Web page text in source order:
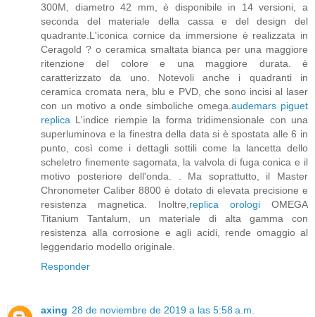
300M, diametro 42 mm, è disponibile in 14 versioni, a
seconda del materiale della cassa e del design del
quadrante.L'iconica cornice da immersione è realizzata in
Ceragold ? o ceramica smaltata bianca per una maggiore
ritenzione del colore e una maggiore durata. è
caratterizzato da uno. Notevoli anche i quadranti in
ceramica cromata nera, blu e PVD, che sono incisi al laser
con un motivo a onde simboliche omega.audemars piguet
replica L'indice riempie la forma tridimensionale con una
superluminova e la finestra della data si è spostata alle 6 in
punto, così come i dettagli sottili come la lancetta dello
scheletro finemente sagomata, la valvola di fuga conica e il
motivo posteriore dell'onda. . Ma soprattutto, il Master
Chronometer Caliber 8800 è dotato di elevata precisione e
resistenza magnetica. Inoltre,replica orologi OMEGA
Titanium Tantalum, un materiale di alta gamma con
resistenza alla corrosione e agli acidi, rende omaggio al
leggendario modello originale.
Responder
axing 28 de noviembre de 2019 a las 5:58 a.m.